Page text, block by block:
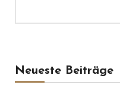
Neueste Beiträge